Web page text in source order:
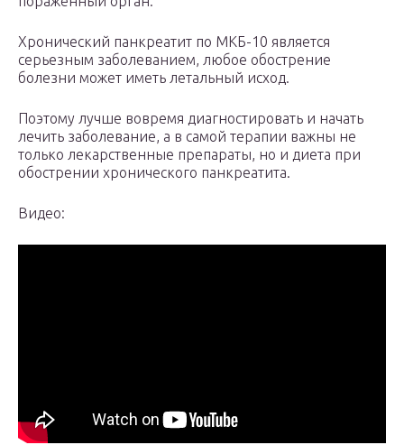
Хронический панкреатит по МКБ-10 является
серьезным заболеванием, любое обострение
болезни может иметь летальный исход.
Поэтому лучше вовремя диагностировать и начать
лечить заболевание, а в самой терапии важны не
только лекарственные препараты, но и диета при
обострении хронического панкреатита.
Видео: